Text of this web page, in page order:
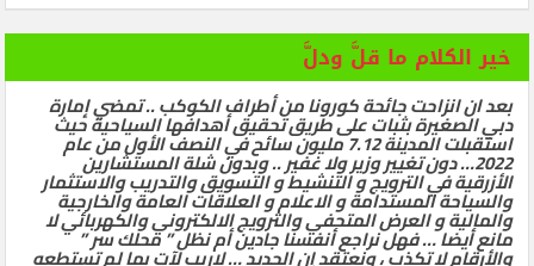
خير الكلام ما قلَّ ودلَّ
بعد ان انزاحت جائحة كورونا من أطراف الكوكب .. تمضي إمارة
دبي الصغيرة بثبات على طريق تحقيق أهدافها السياحية حيث
استقبلت المدينة 7.12 مليون سائح في النصف الأول من عام
2022… دون تغيير وزير ولا غفير .. وبدون شلة المستشارين
الأزرقية في الترويج و التنشيط و التسويق والتدريب والاستثمار
والسياحة المستدامة و الاعلام و العلاقات العامة والخارجية
والمالية و العرض المتحفي والترويج الالكتروني والكهربائي لا
مانع أيضا … فهل نراجع أنفسنا جادين أم نظل ” محلك سر ”
والأرقام لا تكذب ، ونعتقد ان الجديد … لاريب لآت بما لم تستطعه